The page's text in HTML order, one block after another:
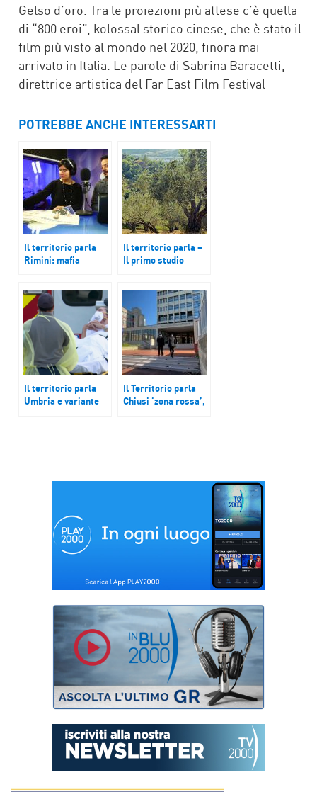
Gelso d’oro. Tra le proiezioni più attese c’è quella
di “800 eroi”, kolossal storico cinese, che è stato il
film più visto al mondo nel 2020, finora mai
arrivato in Italia. Le parole di Sabrina Baracetti,
direttrice artistica del Far East Film Festival
POTREBBE ANCHE INTERESSARTI
Il territorio parla
Rimini: mafia
Puglia: treno anti-
Covid
Il territorio parla –
Il primo studio
Il territorio parla
Umbria e variante
Il Territorio parla
Chiusi ‘zona rossa’,